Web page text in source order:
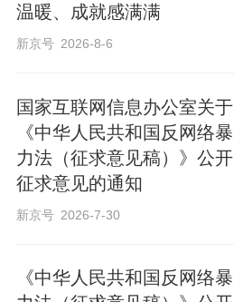
温暖、成就感满满
新京号 2026-8-6
国家互联网信息办公室关于
《中华人民共和国反网络暴
力法（征求意见稿）》公开
征求意见的通知
新京号 2026-7-30
《中华人民共和国反网络暴